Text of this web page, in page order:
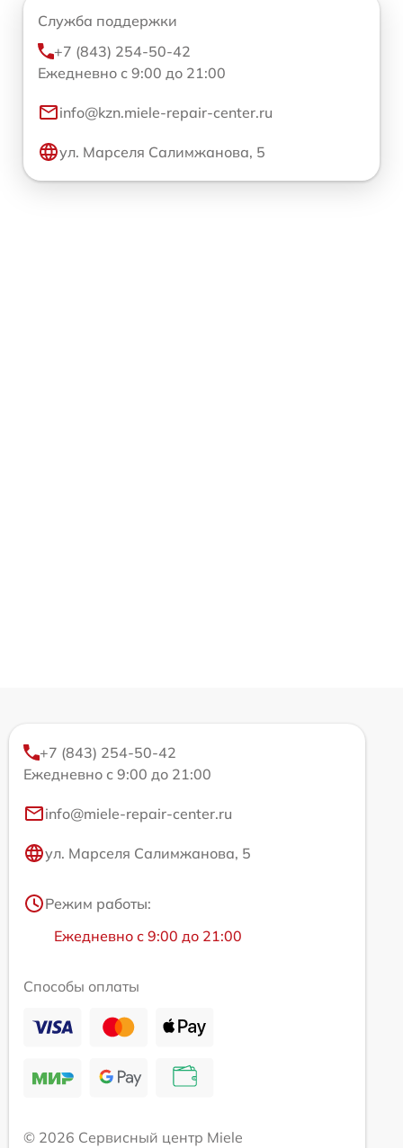
Служба поддержки
+7 (843) 254-50-42
Ежедневно с 9:00 до 21:00
info@kzn.miele-repair-center.ru
ул. Марселя Салимжанова, 5
+7 (843) 254-50-42
Ежедневно с 9:00 до 21:00
info@miele-repair-center.ru
ул. Марселя Салимжанова, 5
Режим работы:
Ежедневно с 9:00 до 21:00
Способы оплаты
© 2026 Сервисный центр Miele